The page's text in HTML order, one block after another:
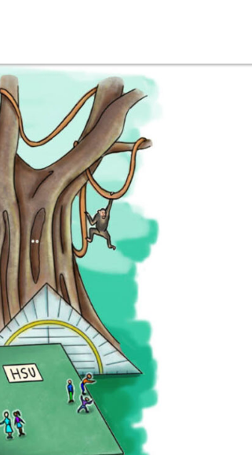
ONLINE-MAGAZIN
NEWSLETTER
MEDIADATEN
KONTAKT
IMPRESSUM